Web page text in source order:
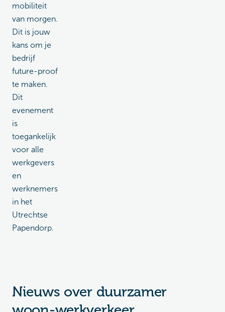
mobiliteit
van morgen.
Dit is jouw
kans om je
bedrijf
future-proof
te maken.
Dit
evenement
is
toegankelijk
voor alle
werkgevers
en
werknemers
in het
Utrechtse
Papendorp.
Nieuws over duurzamer